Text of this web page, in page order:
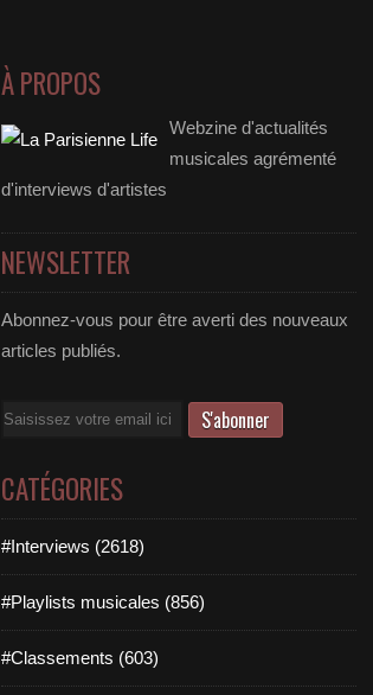
À PROPOS
Webzine d'actualités
musicales agrémenté
d'interviews d'artistes
NEWSLETTER
Abonnez-vous pour être averti des nouveaux
articles publiés.
Email
CATÉGORIES
#Interviews (2618)
#Playlists musicales (856)
#Classements (603)